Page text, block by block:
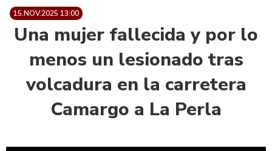
15.NOV.2025 13:00
Una mujer fallecida y por lo
menos un lesionado tras
volcadura en la carretera
Camargo a La Perla